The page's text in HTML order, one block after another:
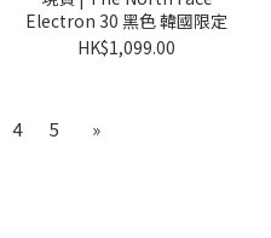
Electron 30 黑色 韓國限定
HK$1,099.00
4 5 »